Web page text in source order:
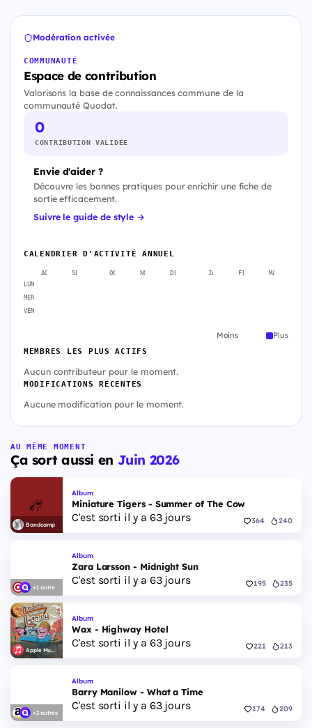
Modération activée
COMMUNAUTÉ
Espace de contribution
Valorisons la base de connaissances commune de la
communauté Quodat.
0
CONTRIBUTION VALIDÉE
Envie d'aider ?
Découvre les bonnes pratiques pour enrichir une fiche de
sortie efficacement.
Suivre le guide de style →
CALENDRIER D'ACTIVITÉ ANNUEL
AOÛT SEPT. OCT. NOV. DÉC. JANV. FÉVR. MARS
LUN
MER
VEN
Moins Plus
MEMBRES LES PLUS ACTIFS
Aucun contributeur pour le moment.
MODIFICATIONS RÉCENTES
Aucune modification pour le moment.
AU MÊME MOMENT
Ça sort aussi en Juin 2026
Bandcamp
Album
Miniature Tigers - Summer of The Cow
C'est sorti il y a 63 jours 364 240
+1 autre
Album
Zara Larsson - Midnight Sun
C'est sorti il y a 63 jours 195 235
Apple Music
Album
Wax - Highway Hotel
C'est sorti il y a 63 jours 221 213
+2 autres
Album
Barry Manilow - What a Time
C'est sorti il y a 63 jours 174 209